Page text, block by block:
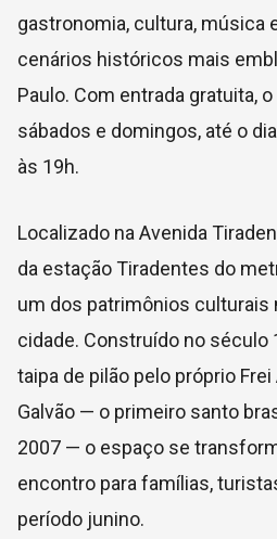
gastronomia, cultura, música
cenários históricos mais
Paulo. Com entrada gratuita,
sábados e domingos, até o
às 19h.
Localizado na Avenida
da estação Tiradentes do
um dos patrimônios culturais
cidade. Construído no século
taipa de pilão pelo próprio Frei
Galvão — o primeiro santo
2007 — o espaço se
encontro para famílias,
período junino.